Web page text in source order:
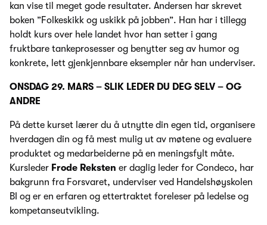
kan vise til meget gode resultater. Andersen har skrevet
boken ”Folkeskikk og uskikk på jobben”. Han har i tillegg
holdt kurs over hele landet hvor han setter i gang
fruktbare tankeprosesser og benytter seg av humor og
konkrete, lett gjenkjennbare eksempler når han underviser.
ONSDAG 29. MARS – SLIK LEDER DU DEG SELV – OG
ANDRE
På dette kurset lærer du å utnytte din egen tid, organisere
hverdagen din og få mest mulig ut av møtene og evaluere
produktet og medarbeiderne på en meningsfylt måte.
Kursleder Frode Reksten er daglig leder for Condeco, har
bakgrunn fra Forsvaret, underviser ved Handelshøyskolen
BI og er en erfaren og ettertraktet foreleser på ledelse og
kompetanseutvikling.